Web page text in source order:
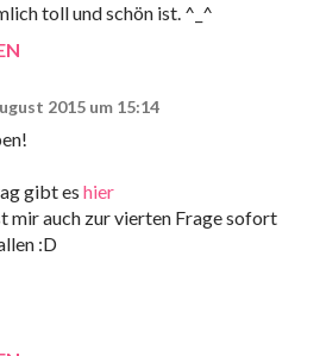
toll und schön ist. ^_^
2015 um 15:14
gibt es hier
mir auch zur vierten Frage sofort
:D